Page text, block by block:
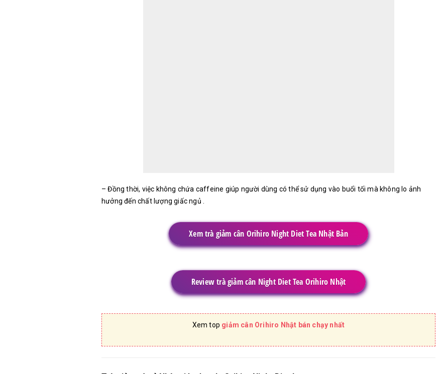
– Đồng thời, việc không chứa caffeine giúp người dùng có thể sử dụng vào buổi tối mà không lo ảnh
hưởng đến chất lượng giấc ngủ .
Xem trà giảm cân Orihiro Night Diet Tea Nhật Bản
Review trà giảm cân Night Diet Tea Orihiro Nhật
Xem top giảm cân Orihiro Nhật bán chạy nhất